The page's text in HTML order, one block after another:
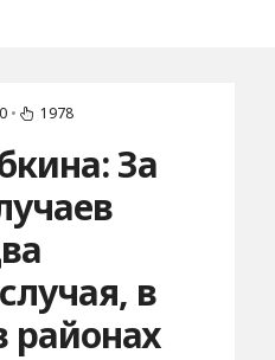
• 1978
За
в
районах